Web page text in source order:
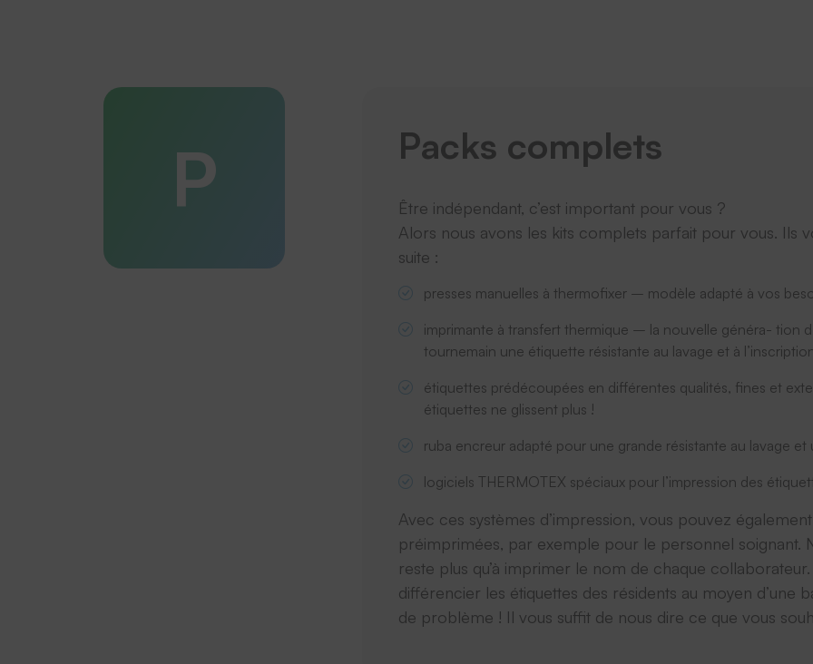
P Packs complets
Être indépendant, c’est important pour vous ?
Alors nous avons les kits complets parfait pour vous. Ils
suite :
presses manuelles à thermofixer – modèle adapté à vos
imprimante à transfert thermique – la nouvelle généra- tion
tournemain une étiquette résistante au lavage et à
étiquettes prédécoupées en différentes qualités, fines et
étiquettes ne glissent plus !
ruba encreur adapté pour une grande résistante au lavage et
logiciels THERMOTEX spéciaux pour l’impression des
Avec ces systèmes d’impression, vous pouvez
préimprimées, par exemple pour le personnel soignant.
reste plus qu’à imprimer le nom de chaque
différencier les étiquettes des résidents au moyen d’une
de problème ! Il vous suffit de nous dire ce que vous